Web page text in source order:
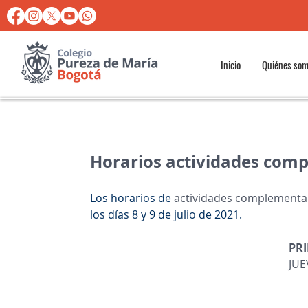
Inicio Quiénes
Horarios actividades
Los horarios de actividades
los días 8 y 9 de julio de 2021.